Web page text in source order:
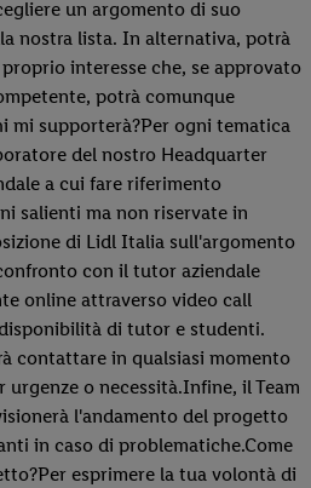
un argomento di suo
nostra lista. In alternativa, potrà
interesse che, se approvato
potrà comunque
mi supporterà?Per ogni tematica
del nostro Headquarter
a cui fare riferimento
salienti ma non riservate in
di Lidl Italia sull'argomento
con il tutor aziendale
online attraverso video call
di tutor e studenti.
contattare in qualsiasi momento
o necessità.Infine, il Team
l'andamento del progetto
in caso di problematiche.Come
esprimere la tua volontà di